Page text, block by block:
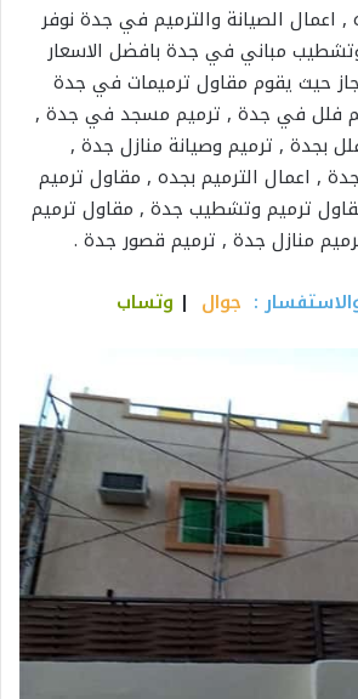
الصيانة والترميم في جدة نوفر
مباني في جدة بافضل الاسعار
حيث يقوم مقاول ترميمات في جدة
فلل في جدة , ترميم مسجد في جدة ,
بجدة , ترميم وصيانة منازل جدة ,
, اعمال الترميم بجده , مقاول ترميم
ترميم وتشطيب جدة , مقاول ترميم
منازل جدة , ترميم قصور جدة .
: جوال | وتساب